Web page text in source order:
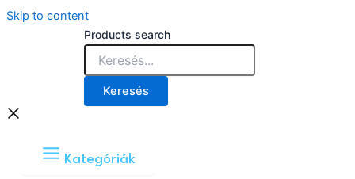
Skip to content
Products search
Keresés
Kategóriák